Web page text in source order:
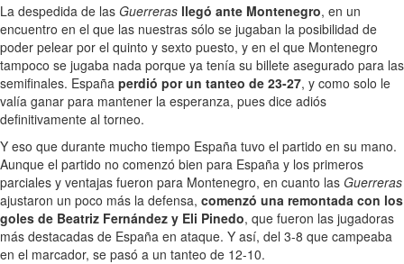
La despedida de las Guerreras llegó ante Montenegro, en un
encuentro en el que las nuestras sólo se jugaban la posibilidad de
poder pelear por el quinto y sexto puesto, y en el que Montenegro
tampoco se jugaba nada porque ya tenía su billete asegurado para las
semifinales. España perdió por un tanteo de 23-27, y como solo le
valía ganar para mantener la esperanza, pues dice adiós
definitivamente al torneo.
Y eso que durante mucho tiempo España tuvo el partido en su mano.
Aunque el partido no comenzó bien para España y los primeros
parciales y ventajas fueron para Montenegro, en cuanto las Guerreras
ajustaron un poco más la defensa, comenzó una remontada con los
goles de Beatriz Fernández y Eli Pinedo, que fueron las jugadoras
más destacadas de España en ataque. Y así, del 3-8 que campeaba
en el marcador, se pasó a un tanteo de 12-10.